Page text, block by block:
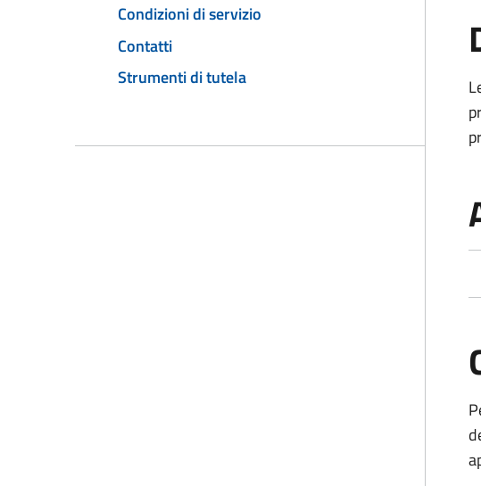
Condizioni di servizio
Contatti
Strumenti di tutela